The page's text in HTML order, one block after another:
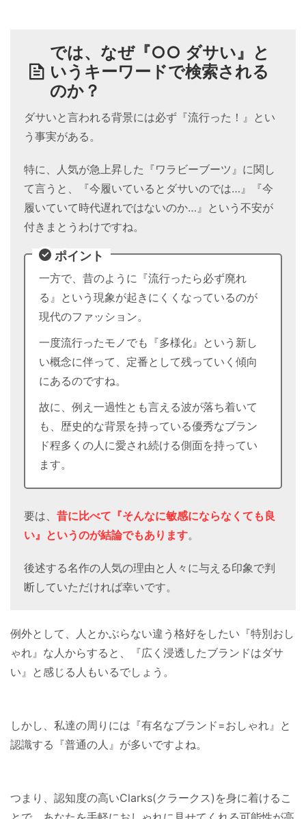
では、なぜ『○○ ダサい』と
いうキーワードで検索される
のか？
ダサいと言われる背景には必ず『流行った！』とい
う事実がある。
特に、人気が急上昇した『ワラビーブーツ』に関し
て言うと、『今履いているとダサいのでは…』『今
履いていて時代遅れではないのか…』という不安が
付きまとうわけですね。
ポイント
一方で、昔のように『流行ったら必ず廃れ
る』という現象が起きにくくなっているのが
現代のファッション。
一度流行ったモノでも『多様化』という新し
い概念に伴って、定番として残っていく傾向
にあるのですね。
故に、例え一過性とも言える波が落ち着いて
も、歴史的な背景を持っている優秀なブラン
ド程多くの人に愛され続ける側面を持ってい
ます。
要は、 昔に比べて『そんなに敏感にならなくても良
い』というのが結論でもあります。
後述する名作の人気の理由と人々に与える印象で判
断していただければ幸いです。
例外として、人とかぶらない違う格好をしたい『特別おし
ゃれ』な人からすると、『広く浸透したブランドはダサ
い』と感じる人もいるでしょう。
しかし、私達の周りには『有名なブランド=おしゃれ』と
認識する『普通の人』が多いですよね。
つまり、認知度の高いClarks(クラークス)を身に着けるこ